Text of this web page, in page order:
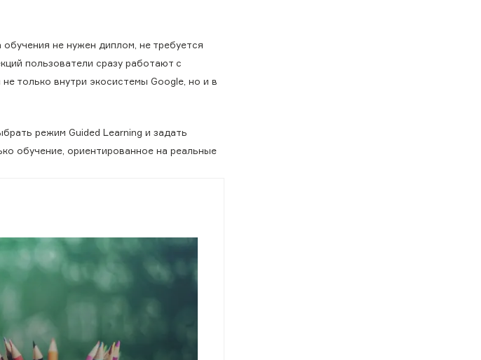
не нужен диплом, не требуется
пользователи сразу работают с
только внутри экосистемы Google, но и в
режим Guided Learning и задать
обучение, ориентированное на реальные